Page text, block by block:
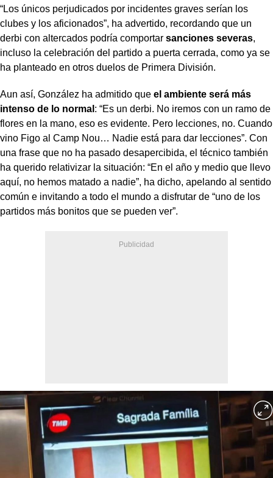
“Los únicos perjudicados por incidentes graves serían los
clubes y los aficionados”, ha advertido, recordando que un
derbi con altercados podría comportar sanciones severas,
incluso la celebración del partido a puerta cerrada, como ya se
ha planteado en otros duelos de Primera División.
Aun así, González ha admitido que el ambiente será más
intenso de lo normal : “Es un derbi. No iremos con un ramo de
flores en la mano, eso es evidente. Pero lecciones, no. Cuando
vino Figo al Camp Nou… Nadie está para dar lecciones”. Con
una frase que no ha pasado desapercibida, el técnico también
ha querido relativizar la situación: “En el año y medio que llevo
aquí, no hemos matado a nadie”, ha dicho, apelando al sentido
común e invitando a todo el mundo a disfrutar de “uno de los
partidos más bonitos que se pueden ver”.